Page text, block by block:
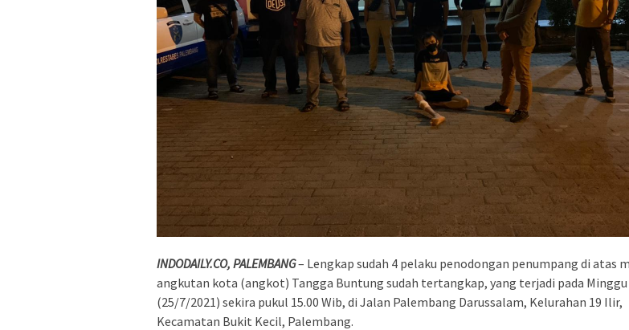
INDODAILY.CO, PALEMBANG– Lengkap sudah 4 pelaku penodongan penumpang di atas
angkutan kota (angkot) Tangga Buntung sudah tertangkap, yang terjadi pada Minggu
(25/7/2021) sekira pukul 15.00 Wib, di Jalan Palembang Darussalam, Kelurahan 19 Ilir,
Kecamatan Bukit Kecil, Palembang.